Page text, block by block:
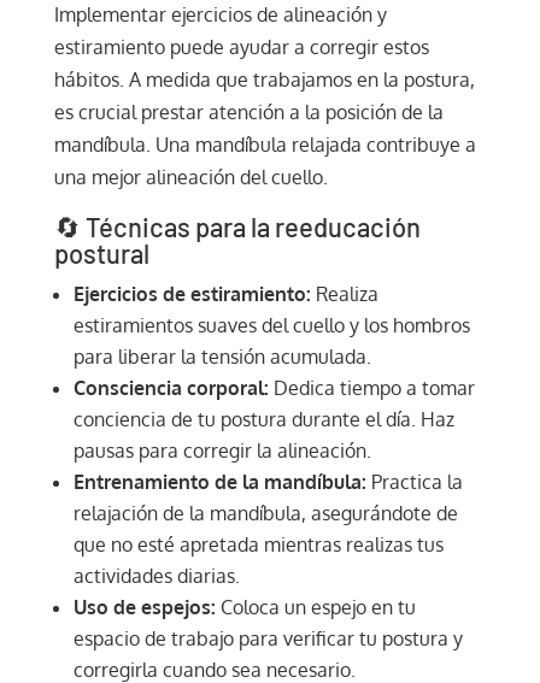
Implementar ejercicios de alineación y
estiramiento puede ayudar a corregir estos
hábitos. A medida que trabajamos en la postura,
es crucial prestar atención a la posición de la
mandíbula. Una mandíbula relajada contribuye a
una mejor alineación del cuello.
🔄 Técnicas para la reeducación
postural
Ejercicios de estiramiento: Realiza
estiramientos suaves del cuello y los hombros
para liberar la tensión acumulada.
Consciencia corporal: Dedica tiempo a tomar
conciencia de tu postura durante el día. Haz
pausas para corregir la alineación.
Entrenamiento de la mandíbula: Practica la
relajación de la mandíbula, asegurándote de
que no esté apretada mientras realizas tus
actividades diarias.
Uso de espejos: Coloca un espejo en tu
espacio de trabajo para verificar tu postura y
corregirla cuando sea necesario.